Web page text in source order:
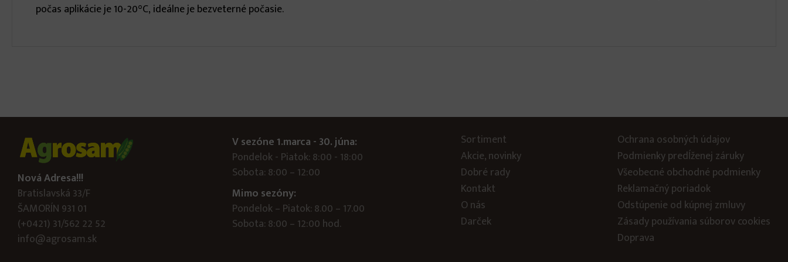
počas aplikácie je 10-20°C, ideálne je bezveterné počasie.
Nová Adresa!!!
Bratislavská 33/F
ŠAMORÍN 931 01
(+0421) 31/562 22 52
info@agrosam.sk
V sezóne 1.marca - 30. júna:
Pondelok - Piatok: 8:00 - 18:00
Sobota: 8:00 – 12:00
Mimo sezóny:
Pondelok – Piatok: 8.00 – 17.00
Sobota: 8:00 – 12:00 hod.
Sortiment
Akcie, novinky
Dobré rady
Kontakt
O nás
Darček
Ochrana osobných údajov
Podmienky predĺženej záruky
Všeobecné obchodné podmienky
Reklamačný poriadok
Odstúpenie od kúpnej zmluvy
Zásady používania súborov cookies
Doprava